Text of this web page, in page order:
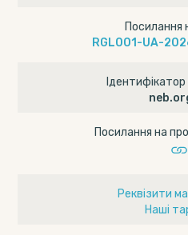
Посилання
RGL001-UA-
Посилання на
Реквізити
Наші